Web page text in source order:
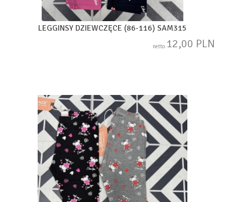
LEGGINSY DZIEWCZĘCE (86-116) SAM315
netto 12,00 PLN